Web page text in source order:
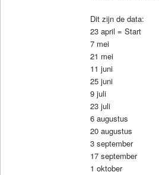
Dit zijn de data:
23 april = Start
7 mei
21 mei
11 juni
25 juni
9 juli
23 juli
6 augustus
20 augustus
3 september
17 september
1 oktober